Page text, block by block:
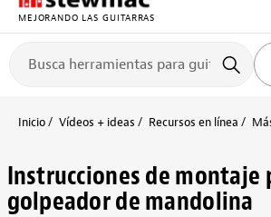
MEJORANDO LAS GUITARRAS
Inicio Vídeos + ideas Recursos en línea
Instrucciones de montaje
golpeador de mandolina